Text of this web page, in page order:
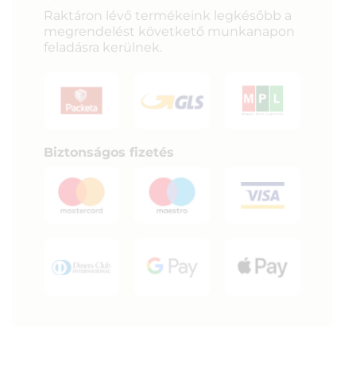
Raktáron lévő termékeink legkésőbb a
megrendelést követkető munkanapon
feladásra kerülnek.
Biztonságos fizetés